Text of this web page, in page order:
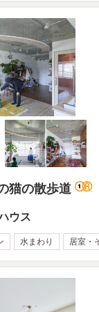
猫の散歩道
ウス
水まわり 居室・